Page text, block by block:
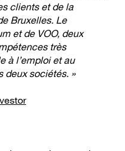
clients et de la
Bruxelles. Le
et de VOO, deux
très
à l’emploi et au
deux sociétés. »